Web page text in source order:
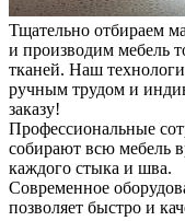
Тщательно отбираем
и производим мебель
тканей. Наш
ручным трудом и
заказу!
Профессиональные
собирают всю мебель
каждого стыка и шва.
Современное
позволяет быстро и